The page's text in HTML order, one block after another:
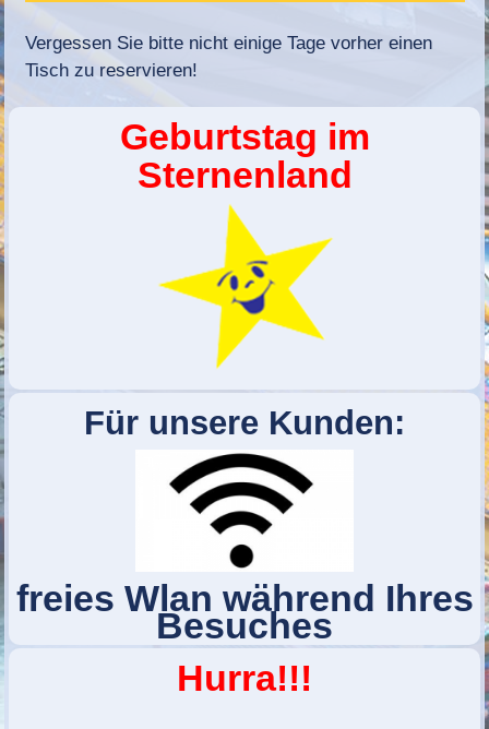
Vergessen Sie bitte nicht einige Tage vorher einen
Tisch zu reservieren!
Geburtstag im
Sternenland
Für unsere Kunden:
freies Wlan während Ihres
Besuches
Hurra!!!